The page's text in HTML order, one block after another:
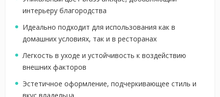
интерьеру благородства
Идеально подходит для использования как в
домашних условиях, так и в ресторанах
Легкость в уходе и устойчивость к воздействию
внешних факторов
Эстетичное оформление, подчеркивающее стиль и